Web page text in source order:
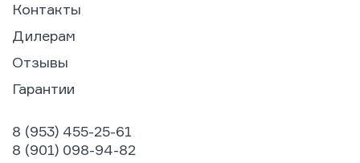
Контакты
Дилерам
Отзывы
Гарантии
8 (953) 455-25-61
8 (901) 098-94-82